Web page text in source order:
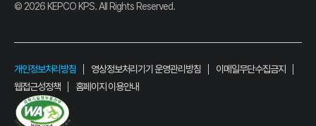
© 2026 KEPCO KPS. All Rights Reserved.
개인정보처리방침 영상정보처리기기 운영관리방침
이메일무단수집금지
웹접근성정책
홈페이지 이용안내